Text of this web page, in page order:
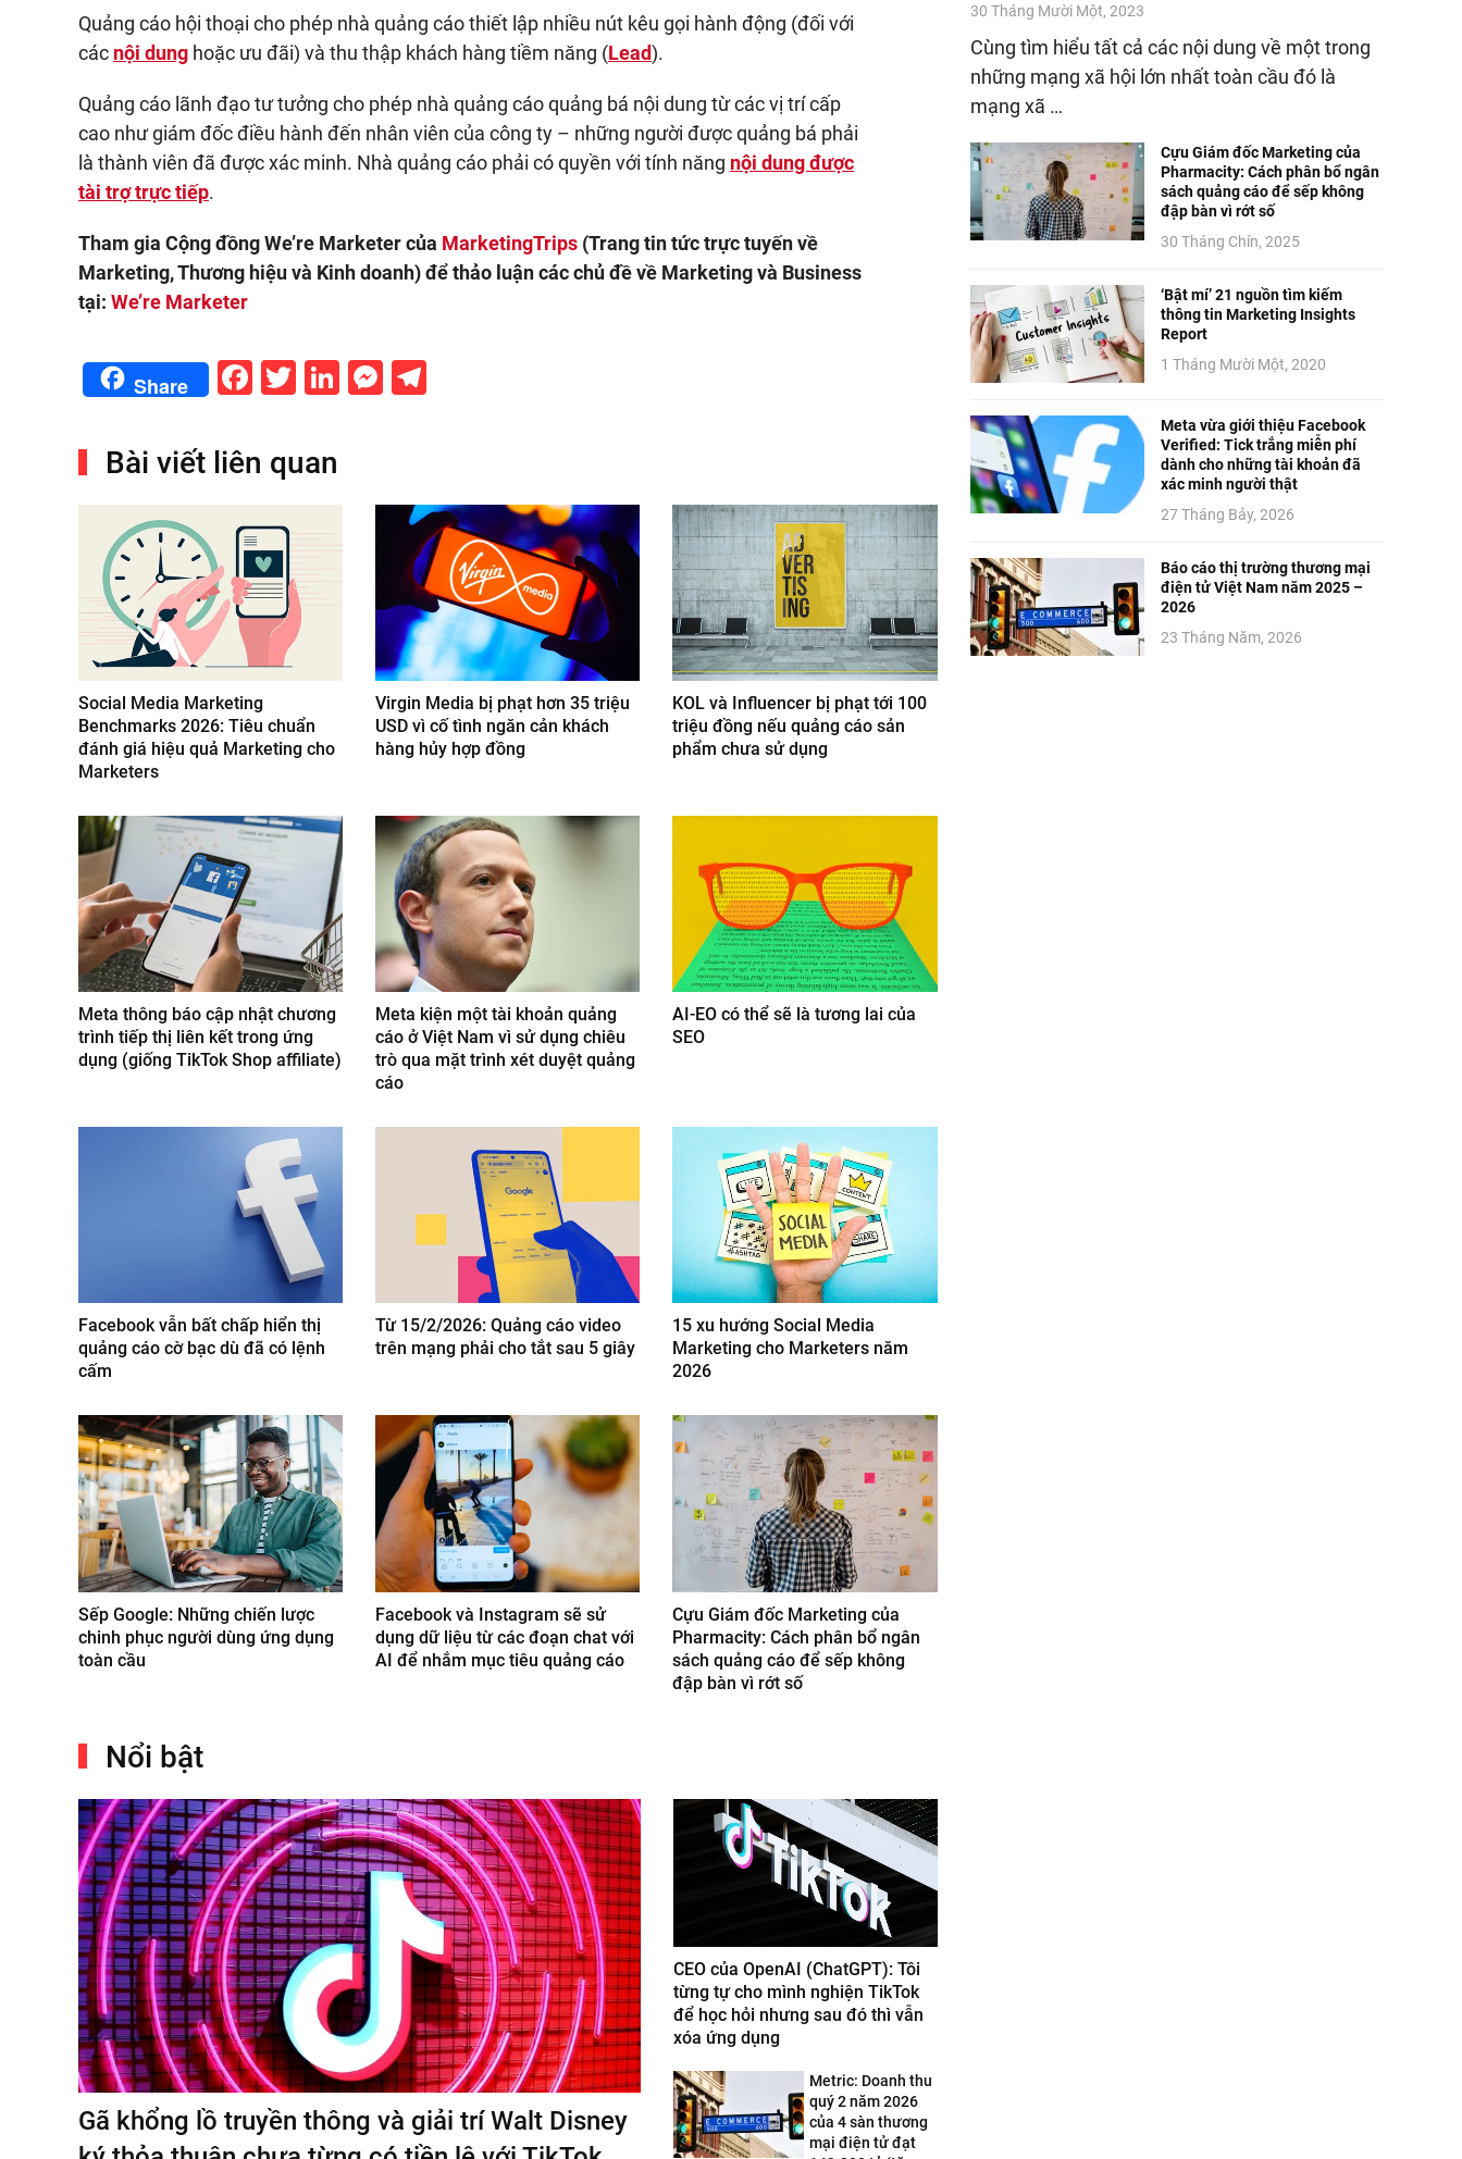
Quảng cáo hội thoại cho phép nhà quảng cáo thiết lập nhiều nút kêu gọi hành động (đối với
các nội dung hoặc ưu đãi) và thu thập khách hàng tiềm năng (Lead).
Quảng cáo lãnh đạo tư tưởng cho phép nhà quảng cáo quảng bá nội dung từ các vị trí cấp
cao như giám đốc điều hành đến nhân viên của công ty – những người được quảng bá phải
là thành viên đã được xác minh. Nhà quảng cáo phải có quyền với tính năng nội dung được
tài trợ trực tiếp.
Tham gia Cộng đồng We’re Marketer của MarketingTrips (Trang tin tức trực tuyến về
Marketing, Thương hiệu và Kinh doanh) để thảo luận các chủ đề về Marketing và Business
tại: We’re Marketer
Share Facebook
Twitter
LinkedIn
Messenger
Bài viết liên quan
Social Media Marketing
Benchmarks 2026: Tiêu chuẩn
đánh giá hiệu quả Marketing cho
Marketers
Virgin Media bị phạt hơn 35 triệu
USD vì cố tình ngăn cản khách
hàng hủy hợp đồng
KOL và Influencer bị phạt tới 100
triệu đồng nếu quảng cáo sản
phẩm chưa sử dụng
Meta thông báo cập nhật chương
trình tiếp thị liên kết trong ứng
dụng (giống TikTok Shop affiliate)
Meta kiện một tài khoản quảng
cáo ở Việt Nam vì sử dụng chiêu
trò qua mặt trình xét duyệt quảng
cáo
AI-EO có thể sẽ là tương lai của
SEO
Facebook vẫn bất chấp hiển thị
quảng cáo cờ bạc dù đã có lệnh
cấm
Từ 15/2/2026: Quảng cáo video
trên mạng phải cho tắt sau 5 giây
15 xu hướng Social Media
Marketing cho Marketers năm
2026
Sếp Google: Những chiến lược
chinh phục người dùng ứng dụng
toàn cầu
Facebook và Instagram sẽ sử
dụng dữ liệu từ các đoạn chat với
AI để nhắm mục tiêu quảng cáo
Cựu Giám đốc Marketing của
Pharmacity: Cách phân bổ ngân
sách quảng cáo để sếp không
đập bàn vì rớt số
Nổi bật
Gã khổng lồ truyền thông và giải trí Walt Disney
CEO của OpenAI (ChatGPT): Tôi
từng tự cho mình nghiện TikTok
để học hỏi nhưng sau đó thì vẫn
xóa ứng dụng
Metric: Doanh thu
quý 2 năm 2026
của 4 sàn thương
mại điện tử đạt
30 Tháng Mười Một, 2023
Cùng tìm hiểu tất cả các nội dung về một trong
những mạng xã hội lớn nhất toàn cầu đó là
mạng xã …
Cựu Giám đốc Marketing của
Pharmacity: Cách phân bổ ngân
sách quảng cáo để sếp không
đập bàn vì rớt số
30 Tháng Chín, 2025
‘Bật mí’ 21 nguồn tìm kiếm
thông tin Marketing Insights
Report
1 Tháng Mười Một, 2020
Meta vừa giới thiệu Facebook
Verified: Tick trắng miễn phí
dành cho những tài khoản đã
xác minh người thật
27 Tháng Bảy, 2026
Báo cáo thị trường thương mại
điện tử Việt Nam năm 2025 –
2026
23 Tháng Năm, 2026